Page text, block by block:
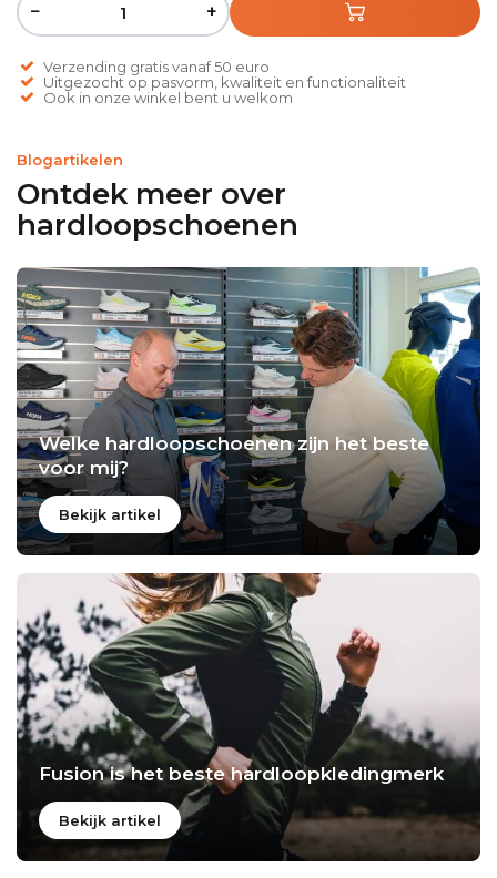
− +
Verzending gratis vanaf 50 euro
Uitgezocht op pasvorm, kwaliteit en functionaliteit
Ook in onze winkel bent u welkom
Blogartikelen
Ontdek meer over
hardloopschoenen
Welke hardloopschoenen zijn het beste
voor mij?
Bekijk artikel
Fusion is het beste hardloopkledingmerk
Bekijk artikel